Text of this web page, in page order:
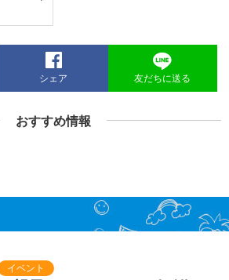
シェア 友だちに送る
おすすめ情報